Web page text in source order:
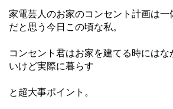
家電芸人のお家のコンセント計画は一
だと思う今日この頃な私。
コンセント君はお家を建てる時には
いけど実際に暮らす
と超大事ポイント。